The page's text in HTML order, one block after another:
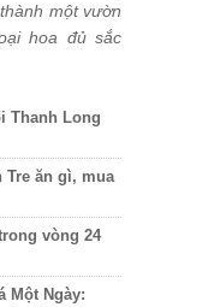
một vườn
hoa đủ sắc
Thanh Long
Tre ăn gì, mua
vòng 24
Một Ngày: